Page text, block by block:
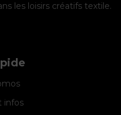
les loisirs créatifs textile.
infos